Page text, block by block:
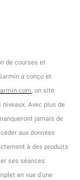
de courses et
a conçu et
, un site
Avec plus de
jamais de
aux données
à des produits
ses séances
en vue d'une